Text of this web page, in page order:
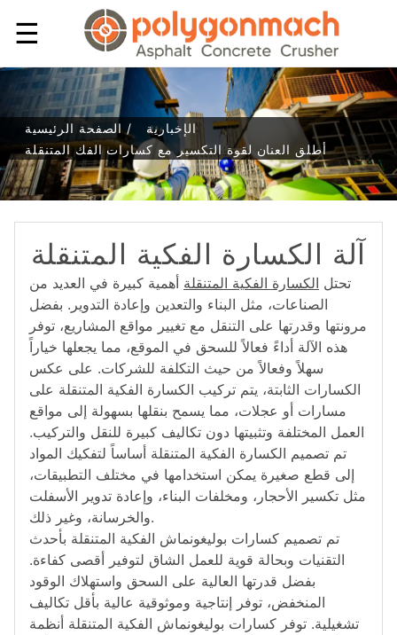
☰
الصفحة الرئيسية /
الإخبارية
أطلق العنان لقوة التكسير مع كسارات الفك المتنقلة
آلة الكسارة الفكية المتنقلة
تحتل الكسارة الفكية المتنقلة أهمية كبيرة في العديد من
الصناعات، مثل البناء والتعدين وإعادة التدوير. بفضل
مرونتها وقدرتها على التنقل مع تغيير مواقع المشاريع، توفر
هذه الآلة أداءً فعالاً للسحق في الموقع، مما يجعلها خياراً
سهلاً وفعالاً من حيث التكلفة للشركات. على عكس
الكسارات الثابتة، يتم تركيب الكسارة الفكية المتنقلة على
مسارات أو عجلات، مما يسمح بنقلها بسهولة إلى مواقع
العمل المختلفة وتثبيتها دون تكاليف كبيرة للنقل والتركيب.
تم تصميم الكسارة الفكية المتنقلة أساساً لتفكيك المواد
إلى قطع صغيرة يمكن استخدامها في مختلف التطبيقات،
مثل تكسير الأحجار، ومخلفات البناء، وإعادة تدوير الأسفلت
والخرسانة، وغير ذلك.
تم تصميم كسارات بوليغونماش الفكية المتنقلة بأحدث
التقنيات وبحالة قوية للعمل الشاق لتوفير أقصى كفاءة.
بفضل قدرتها العالية على السحق واستهلاك الوقود
المنخفض، توفر إنتاجية وموثوقية عالية بأقل تكاليف
تشغيلية. توفر كسارات بوليغونماش الفكية المتنقلة أنظمة